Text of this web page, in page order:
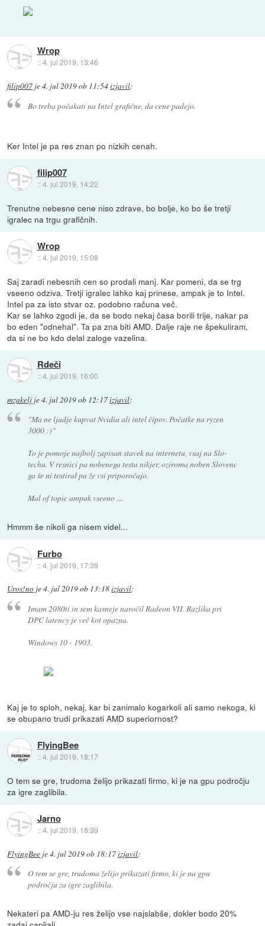
Wrop
::4. jul 2019, 13:46
filip007 je4. jul 2019 ob 11:54izjavil:
Bo treba počakati na Intel grafične, da cene padejo.
Ker Intel je pa res znan po nizkih cenah.
filip007
::4. jul 2019, 14:22
Trenutne nebesne cene niso zdrave, bo bolje, ko bo še tretji
igralec na trgu grafičnih.
Wrop
::4. jul 2019, 15:08
Saj zaradi nebesnih cen so prodali manj. Kar pomeni, da se trg
vseeno odziva. Tretji igralec lahko kaj prinese, ampak je to Intel.
Intel pa za isto stvar oz. podobno računa več.
Kar se lahko zgodi je, da se bodo nekaj časa borili trije, nakar pa
bo eden "odnehal". Ta pa zna biti AMD. Dalje raje ne špekuliram,
da si ne bo kdo delal zaloge vazelina.
Rdeči
::4. jul 2019, 16:00
mzakelj je4. jul 2019 ob 12:17izjavil:
"Ma ne ljudje kupvat Nvidia ali intel čipov. Počatke na ryzen
3000 :)"
To je pomoje najbolj zapisan stavek na internetu, vsaj na Slo-
techu. V resnici pa nobenega testa nikjer, oziroma noben Slovenc
ga še ni testiral pa že vsi priporočajo.
Mal of topic ampak vseeno ....
Hmmm še nikoli ga nisem videl...
Furbo
::4. jul 2019, 17:39
Uros!no je4. jul 2019 ob 13:18izjavil:
Imam 2080ti in sem kasneje naročil Radeon VII. Razlika pri
DPC latency je več kot opazna.
Windows 10 - 1903.
Kaj je to sploh, nekaj, kar bi zanimalo kogarkoli ali samo nekoga, ki
se obupano trudi prikazati AMD superiornost?
FlyingBee
::4. jul 2019, 18:17
O tem se gre, trudoma želijo prikazati firmo, ki je na gpu področju
za igre zaglibila.
Jarno
::4. jul 2019, 18:39
FlyingBee je4. jul 2019 ob 18:17izjavil:
O tem se gre, trudoma želijo prikazati firmo, ki je na gpu
področju za igre zaglibila.
Nekateri pa AMD-ju res želijo vse najslabše, dokler bodo 20%